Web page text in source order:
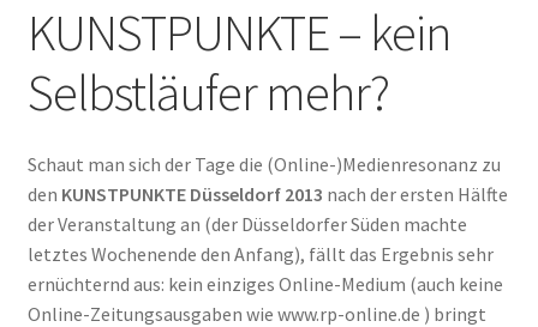
KUNSTPUNKTE – kein
Selbstläufer mehr?
Schaut man sich der Tage die (Online-)Medienresonanz zu
den KUNSTPUNKTE Düsseldorf 2013 nach der ersten Hälfte
der Veranstaltung an (der Düsseldorfer Süden machte
letztes Wochenende den Anfang), fällt das Ergebnis sehr
ernüchternd aus: kein einziges Online-Medium (auch keine
Online-Zeitungsausgaben wie www.rp-online.de ) bringt